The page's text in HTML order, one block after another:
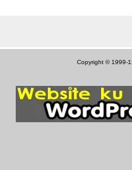
Copyright © 1999-